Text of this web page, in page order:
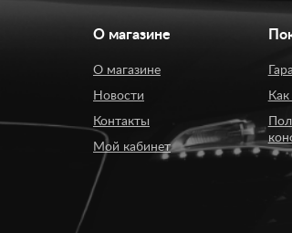
О магазине
О магазине
Новости
Контакты
Мой кабинет